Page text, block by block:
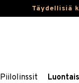
Täydellisiä
Piilolinssit